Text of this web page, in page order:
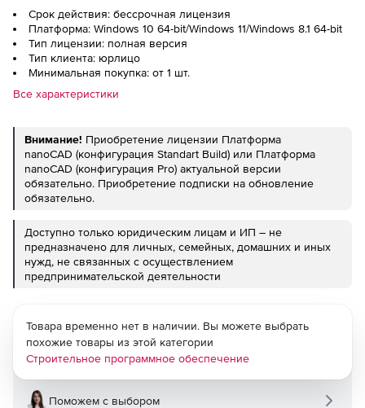
Срок действия: бессрочная лицензия
Платформа: Windows 10 64-bit/Windows 11/Windows 8.1 64-bit
Тип лицензии: полная версия
Тип клиента: юрлицо
Минимальная покупка: от 1 шт.
Все характеристики
Внимание! Приобретение лицензии Платформа
nanoCAD (конфигурация Standart Build) или Платформа
nanoCAD (конфигурация Pro) актуальной версии
обязательно. Приобретение подписки на обновление
обязательно.
Доступно только юридическим лицам и ИП – не
предназначено для личных, семейных, домашних и иных
нужд, не связанных с осуществлением
предпринимательской деятельности
Товара временно нет в наличии. Вы можете выбрать
похожие товары из этой категории
Строительное программное обеспечение
Поможем с выбором